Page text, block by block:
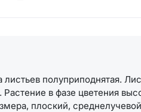
полуприподнятая.
в фазе цветения
плоский,